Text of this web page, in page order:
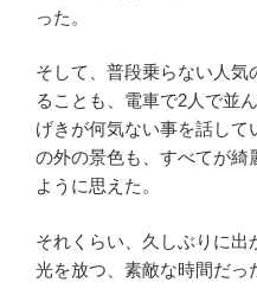
った。
そして、普段乗らない人気
ることも、電車で2人で並
げきが何気ない事を話して
の外の景色も、すべてが綺
ように思えた。
それくらい、久しぶりに出
光を放つ、素敵な時間だっ